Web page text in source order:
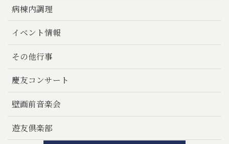
病棟内調理
イベント情報
その他行事
慶友コンサート
壁画前音楽会
遊友倶楽部